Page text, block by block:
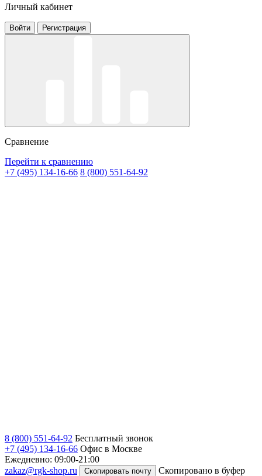
Личный кабинет
Войти Регистрация
Сравнение
Перейти к сравнению
+7 (495) 134-16-66 8 (800) 551-64-92
8 (800) 551-64-92 Бесплатный звонок
+7 (495) 134-16-66 Офис в Москве
Ежедневно: 09:00-21:00
zakaz@rgk-shop.ru
Скопировать почту
Скопировано в буфер